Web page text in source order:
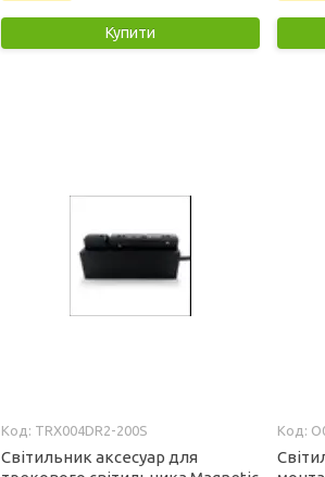
Купити
TRX004DR2-200S
Світильник аксесуар для